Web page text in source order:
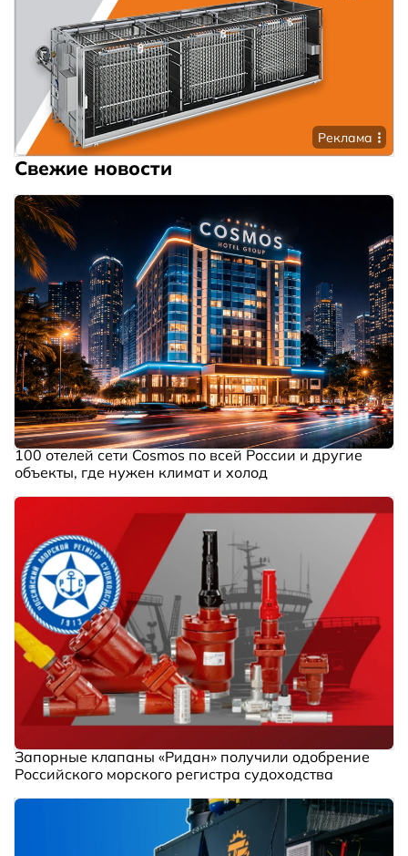
Реклама
Свежие новости
100 отелей сети Cosmos по всей России и другие
объекты, где нужен климат и холод
Запорные клапаны «Ридан» получили одобрение
Российского морского регистра судоходства